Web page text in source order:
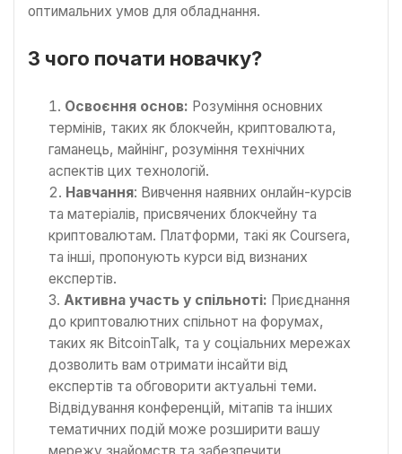
оптимальних умов для обладнання.
З чого почати новачку?
Освоєння основ: Розуміння основних
термінів, таких як блокчейн, криптовалюта,
гаманець, майнінг, розуміння технічних
аспектів цих технологій.
Навчання: Вивчення наявних онлайн-курсів
та матеріалів, присвячених блокчейну та
криптовалютам. Платформи, такі як Coursera,
та інші, пропонують курси від визнаних
експертів.
Активна участь у спільноті: Приєднання
до криптовалютних спільнот на форумах,
таких як BitcoinTalk, та у соціальних мережах
дозволить вам отримати інсайти від
експертів та обговорити актуальні теми.
Відвідування конференцій, мітапів та інших
тематичних подій може розширити вашу